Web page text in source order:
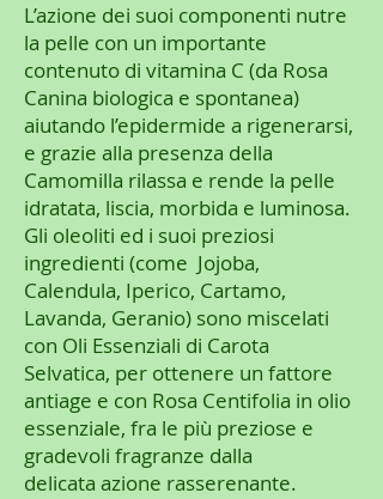
L’azione dei suoi componenti nutre
la pelle con un importante
contenuto di vitamina C (da Rosa
Canina biologica e spontanea)
aiutando l’epidermide a rigenerarsi,
e grazie alla presenza della
Camomilla rilassa e rende la pelle
idratata, liscia, morbida e luminosa.
Gli oleoliti ed i suoi preziosi
ingredienti (come Jojoba,
Calendula, Iperico, Cartamo,
Lavanda, Geranio) sono miscelati
con Oli Essenziali di Carota
Selvatica, per ottenere un fattore
antiage e con Rosa Centifolia in olio
essenziale, fra le più preziose e
gradevoli fragranze dalla
delicata azione rasserenante.